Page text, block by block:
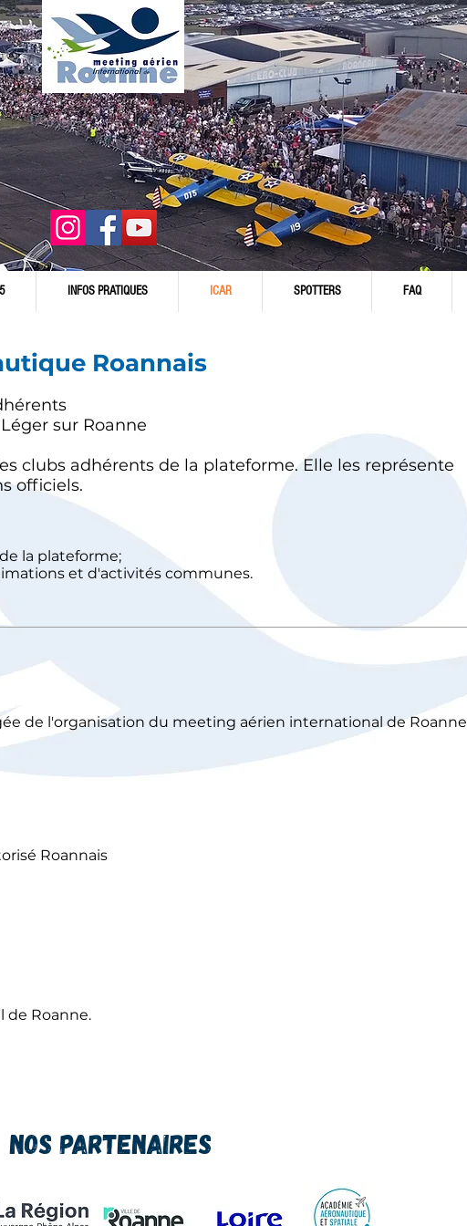
Roannais
sur Roanne
clubs adhérents de la plateforme. Elle les représente
officiels.
la plateforme;
et d'activités communes.
de l'organisation du meeting aérien international de Roanne
Roannais
de Roanne.
INFOS PRATIQUES ICAR SPOTTERS FAQ
Nos Partenaires